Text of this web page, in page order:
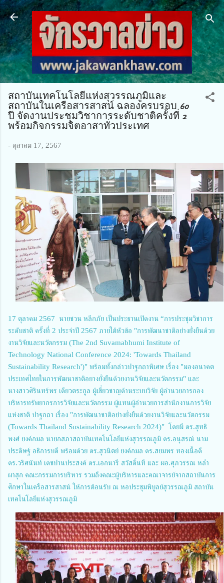
ข้ามไปที่เนื้อหาหลัก
สถาบันเทคโนโลยีแห่งสุวรรณภูมิและ
สถาบันในเครือสารสาสน์ ฉลองครบรอบ 60
ปี จัดงานประชุมวิชาการระดับชาติครั้งที่ 2
พร้อมกิจกรรมจิตอาสาทั่วประเทศ
- ตุลาคม 17, 2567
17 ตุลาคม 2567 นายชวน หลีกภัย เป็นประธานเปิดงาน “การประชุมวิชาการ
ระดับชาติ ครั้งที่ 2 ประจำปี 2567 ภายใต้หัวข้อ "การพัฒนาชาติอย่างยั่งยืนด้วย
งานวิจัยและนวัตกรรม (The 2nd Suvamabhumi Institute of
Technology National Conference 2024: 'Towards Thailand
Sustainability Research')" พร้อมทั้งกล่าวปาฐกถาพิเศษ เรื่อง "มองอนาคต
ประเทศไทยในการพัฒนาชาติอยางยั่งยืนด้วยงานวิจัยและนวัตกรรม" และ
นางสาวศิรินทร์พร เดียวตระกูล ผู้เชี่ยวชาญด้านระบบวิจัย ผู้อำนวยการกอง
บริหารทรัพยากรการวิจัยและนวัตกรรม ผู้แทนผู้อำนวยการสำนักงานการวิจัย
แห่งชาติ ปาฐกถา เรื่อง "การพัฒนาชาติอย่างยั่งยืนด้วยงานวิจัยและนวัตกรรม
(Towards Thailand Sustainability Research 2024)" โดยมี ดร.สุทธิ
พงศ์ยงค์กมล นายกสภาสถาบันเทคโนโลยีแห่งสุวรรณภูมิ ดร.อนุสรณ์ นาม
ประดิษฐ์ อธิการบดี พร้อมด้วย ดร.สุวนิตย์ยงค์กมล ดร.สยมพร ทองเนื้อดี
ดร.วริศนันท์ เดชปานประสงค์ ดร.เอกนารี สวัสดิ์นที และ ผอ.ศุภวรรณ หล่ำ
ผาสุก คณะกรรมการบริหาร รวมถึงคณะผู้บริหารและคณาจารย์จากสถาบันการ
ศึกษาในเครือสารสาสน์ ให้การต้อนรับ ณ หอประชุมพิบูลย์สุวรรณภูมิ สถาบัน
เทคโนโลยีแห่งสุวรรณภูมิ